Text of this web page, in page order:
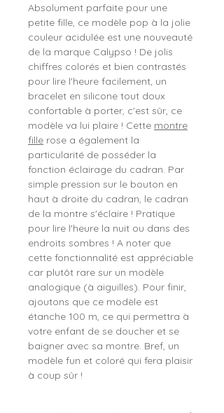
Absolument parfaite pour une
petite fille, ce modèle pop à la jolie
couleur acidulée est une nouveauté
de la marque Calypso ! De jolis
chiffres colorés et bien contrastés
pour lire l'heure facilement, un
bracelet en silicone tout doux
confortable à porter, c'est sûr, ce
modèle va lui plaire ! Cette montre
fille rose a également la
particularité de posséder la
fonction éclairage du cadran. Par
simple pression sur le bouton en
haut à droite du cadran, le cadran
de la montre s'éclaire ! Pratique
pour lire l'heure la nuit ou dans des
endroits sombres ! A noter que
cette fonctionnalité est appréciable
car plutôt rare sur un modèle
analogique (à aiguilles). Pour finir,
ajoutons que ce modèle est
étanche 100 m, ce qui permettra à
votre enfant de se doucher et se
baigner avec sa montre. Bref, un
modèle fun et coloré qui fera plaisir
à coup sûr !